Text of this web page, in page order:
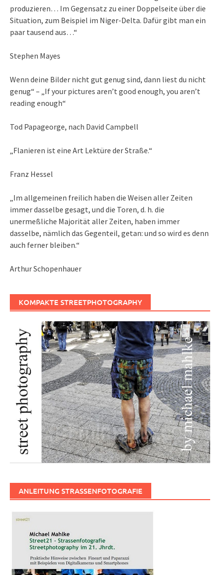
produzieren… Im Gegensatz zu einer Doppelseite über die
Situation, zum Beispiel im Niger-Delta. Dafür gibt man ein
paar tausend aus…“
Stephen Mayes
Wenn deine Bilder nicht gut genug sind, dann liest du nicht
genug“ – „If your pictures aren’t good enough, you aren’t
reading enough“
Tod Papageorge, nach David Campbell
„Flanieren ist eine Art Lektüre der Straße.“
Franz Hessel
„Im allgemeinen freilich haben die Weisen aller Zeiten
immer dasselbe gesagt, und die Toren, d. h. die
unermeßliche Majorität aller Zeiten, haben immer
dasselbe, nämlich das Gegenteil, getan: und so wird es denn
auch ferner bleiben.“
Arthur Schopenhauer
KOMPAKTE STREETPHOTOGRAPHY
ANLEITUNG STRASSENFOTOGRAFIE